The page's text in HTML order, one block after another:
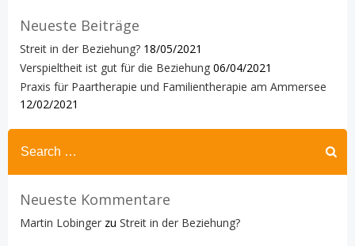
Neueste Beiträge
Streit in der Beziehung? 18/05/2021
Verspieltheit ist gut für die Beziehung 06/04/2021
Praxis für Paartherapie und Familientherapie am Ammersee
12/02/2021
Search
for:
Neueste Kommentare
Martin Lobinger zu Streit in der Beziehung?